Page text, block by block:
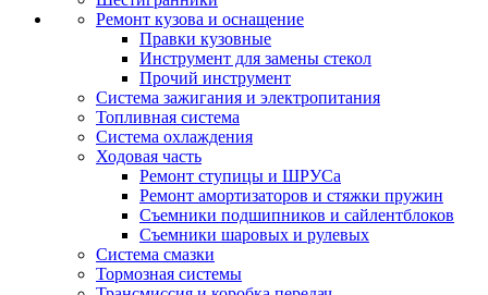
Ремонт кузова и оснащение
Правки кузовные
Инструмент для замены стекол
Прочий инструмент
Система зажигания и электропитания
Топливная система
Система охлаждения
Ходовая часть
Ремонт ступицы и ШРУСа
Ремонт амортизаторов и стяжки пружин
Съемники подшипников и сайлентблоков
Съемники шаровых и рулевых
Система смазки
Тормозная системы